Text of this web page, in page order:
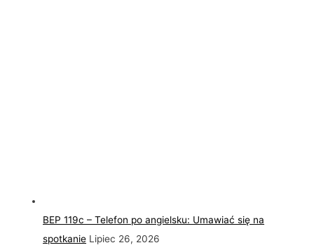
BEP 119c – Telefon po angielsku: Umawiać się na
spotkanie Lipiec 26, 2026